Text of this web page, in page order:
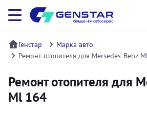
Генстар
Марка авто
Ремонт отопителя для Mersedes-Benz
Ремонт отопителя для
Ml 164